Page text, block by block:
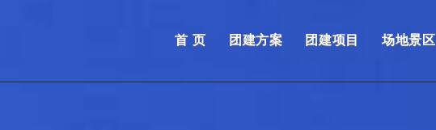
首 页 团建方案 团建项目 场地景区